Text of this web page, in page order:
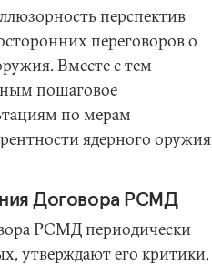
перспектив
переговоров о
Вместе с тем
пошаговое
по мерам
ядерного
Договора РСМД
РСМД периодически
утверждают его критики,